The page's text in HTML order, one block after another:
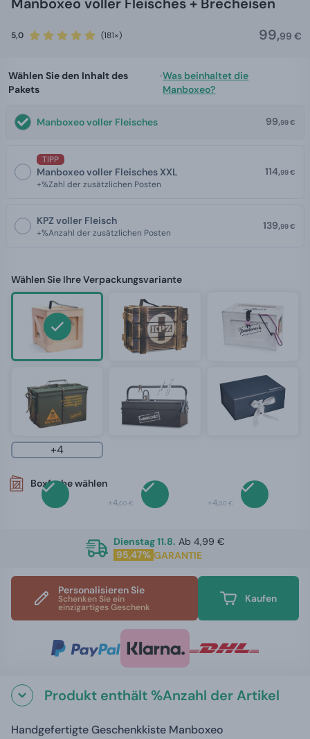
5,0 (181×) 99,99 €
Wählen Sie den Inhalt des
Pakets
•Was beinhaltet die
Manboxeo?
Manboxeo voller Fleisches 99,99 €
TIPP
Manboxeo voller Fleisches XXL
+%Zahl der zusätzlichen Posten
114,99 €
KPZ voller Fleisch
+%Anzahl der zusätzlichen Posten
139,99 €
Wählen Sie Ihre Verpackungsvariante
+4
Boxfarbe wählen
+4,00 € +4,00 €
Dienstag 11.8. Ab 4,99 €
95,47% GARANTIE
Personalisieren Sie
Schenken Sie ein
einzigartiges Geschenk
Kaufen
Produkt enthält %Anzahl der Artikel
Handgefertigte Geschenkkiste Manboxeo